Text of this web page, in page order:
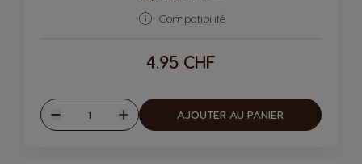
Compatibilité
4.95 CHF
Diminuer
Quantité
Augmenter
AJOUTER AU PANIER